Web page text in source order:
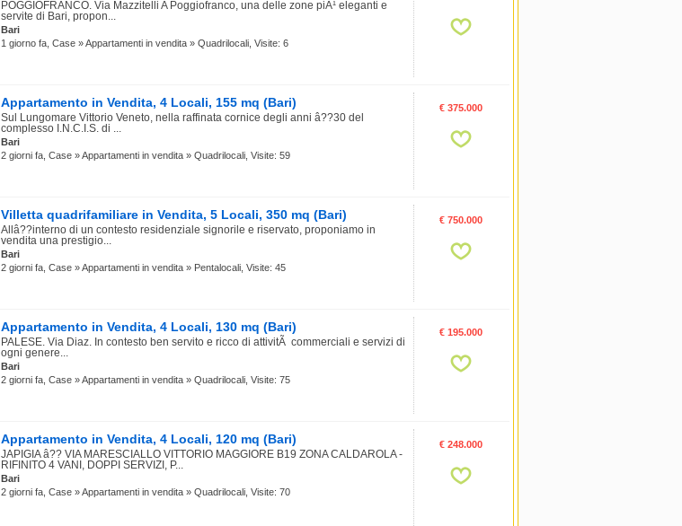
POGGIOFRANCO. Via Mazzitelli A Poggiofranco, una delle zone piÃ¹ eleganti e
servite di Bari, propon...
Bari
1 giorno fa, Case » Appartamenti in vendita » Quadrilocali, Visite: 6
Appartamento in Vendita, 4 Locali, 155 mq (Bari)
Sul Lungomare Vittorio Veneto, nella raffinata cornice degli anni â??30 del
complesso I.N.C.I.S. di ...
Bari
2 giorni fa, Case » Appartamenti in vendita » Quadrilocali, Visite: 59
€ 375.000
Villetta quadrifamiliare in Vendita, 5 Locali, 350 mq (Bari)
Allâ??interno di un contesto residenziale signorile e riservato, proponiamo in
vendita una prestigio...
Bari
2 giorni fa, Case » Appartamenti in vendita » Pentalocali, Visite: 45
€ 750.000
Appartamento in Vendita, 4 Locali, 130 mq (Bari)
PALESE. Via Diaz. In contesto ben servito e ricco di attivitÃ commerciali e servizi di
ogni genere...
Bari
2 giorni fa, Case » Appartamenti in vendita » Quadrilocali, Visite: 75
€ 195.000
Appartamento in Vendita, 4 Locali, 120 mq (Bari)
JAPIGIA â?? VIA MARESCIALLO VITTORIO MAGGIORE B19 ZONA CALDAROLA -
RIFINITO 4 VANI, DOPPI SERVIZI, P...
Bari
2 giorni fa, Case » Appartamenti in vendita » Quadrilocali, Visite: 70
€ 248.000